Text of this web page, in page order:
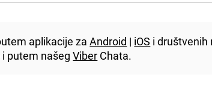
aplikacije zaAndroid | iOS i
i putem našegViber Chata.